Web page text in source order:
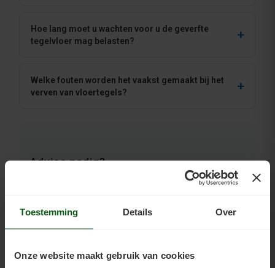
Toestemming Details Over
Onze website maakt gebruik van cookies
Hoe lang moet u wachten voor u de geverfte
tegelvloer mag belasten?
Welke fouten worden het vaakst gemaakt bij het
verven van vloertegels?
Advies nodig?
Vloeren Coatings helpt u graag persoonlijk bij het
vrijblijvend; de toepassing blijft uw eigen
verantwoordelijkheid. Raadpleeg het technisch
een proefstuk op een klein, onopvallend stuk vloer.